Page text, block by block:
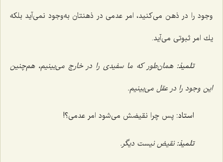
وجود را در ذهن مى‌كنید، امر عدمى در ذهنتان به‌وجود نمى‌آید بلکه
یك امر ثبوتى مى‌آید.
تلمیذ:همان‌طور كه ما سفیدى را در خارج مى‌بینیم، هم‌چنین
این وجود را در عقل مى‌بینیم.
استاد: پس چرا نقیضش مى‌شود امر عدمى؟!
تلمیذ:نقیض نیست دیگر.